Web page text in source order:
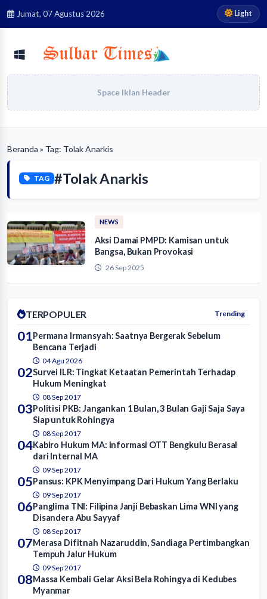
Jumat, 07 Agustus 2026 Light
Space Iklan Header
Beranda » Tag: Tolak Anarkis
TAG #Tolak Anarkis
NEWS
Aksi Damai PMPD: Kamisan untuk
Bangsa, Bukan Provokasi
26 Sep 2025
TERPOPULER Trending
01Permana Irmansyah: Saatnya Bergerak Sebelum
Bencana Terjadi
04 Agu 2026
02Survei ILR: Tingkat Ketaatan Pemerintah Terhadap
Hukum Meningkat
08 Sep 2017
03Politisi PKB: Jangankan 1 Bulan, 3 Bulan Gaji Saja Saya
Siap untuk Rohingya
08 Sep 2017
04Kabiro Hukum MA: Informasi OTT Bengkulu Berasal
dari Internal MA
09 Sep 2017
05Pansus: KPK Menyimpang Dari Hukum Yang Berlaku
09 Sep 2017
06Panglima TNI: Filipina Janji Bebaskan Lima WNI yang
Disandera Abu Sayyaf
08 Sep 2017
07Merasa Difitnah Nazaruddin, Sandiaga Pertimbangkan
Tempuh Jalur Hukum
09 Sep 2017
08Massa Kembali Gelar Aksi Bela Rohingya di Kedubes
Myanmar